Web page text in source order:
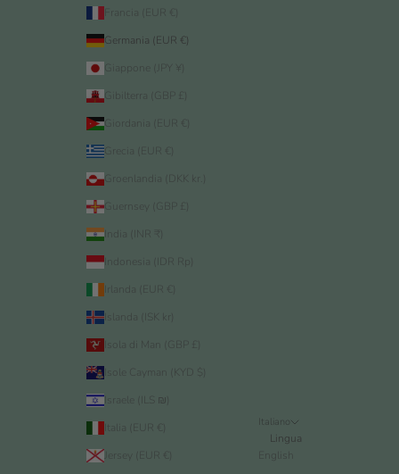
Francia (EUR €)
Germania (EUR €)
Giappone (JPY ¥)
Gibilterra (GBP £)
Giordania (EUR €)
Grecia (EUR €)
Groenlandia (DKK kr.)
Guernsey (GBP £)
India (INR ₹)
Indonesia (IDR Rp)
Irlanda (EUR €)
Islanda (ISK kr)
Isola di Man (GBP £)
Isole Cayman (KYD $)
Israele (ILS ₪)
Italia (EUR €)
Jersey (EUR €)
Italiano
Lingua
English